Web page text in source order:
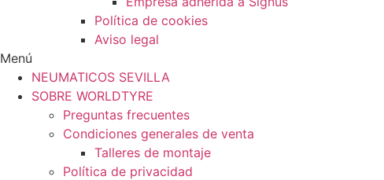
Política de cookies
Aviso legal
Menú
NEUMATICOS SEVILLA
SOBRE WORLDTYRE
Preguntas frecuentes
Condiciones generales de venta
Talleres de montaje
Política de privacidad